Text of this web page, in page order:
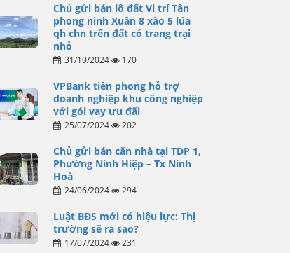
Chủ gửi bán lô đất Vi trí Tân
phong ninh Xuân 8 xào 5 lúa
qh chn trên đất có trang trại
nhỏ
31/10/2024 170
VPBank tiên phong hỗ trợ
doanh nghiệp khu công nghiệp
với gói vay ưu đãi
25/07/2024 202
Chủ gửi bán căn nhà tại TDP 1,
Phường Ninh Hiệp – Tx Ninh
Hoà
24/06/2024 294
Luật BĐS mới có hiệu lực: Thị
trường sẽ ra sao?
17/07/2024 231